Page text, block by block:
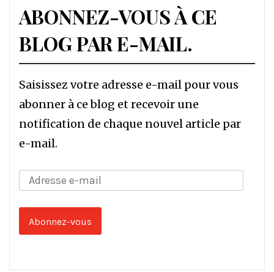
ABONNEZ-VOUS À CE
BLOG PAR E-MAIL.
Saisissez votre adresse e-mail pour vous
abonner à ce blog et recevoir une
notification de chaque nouvel article par
e-mail.
Adresse
mail
Abonnez-vous